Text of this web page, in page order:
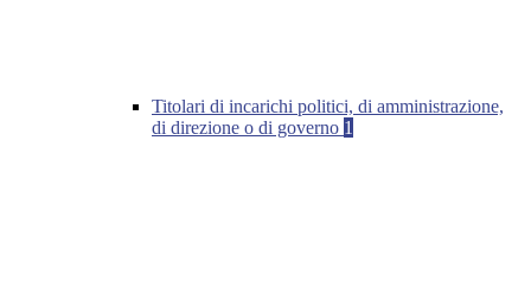
Titolari di incarichi politici, di amministrazione,
di direzione o di governo 1